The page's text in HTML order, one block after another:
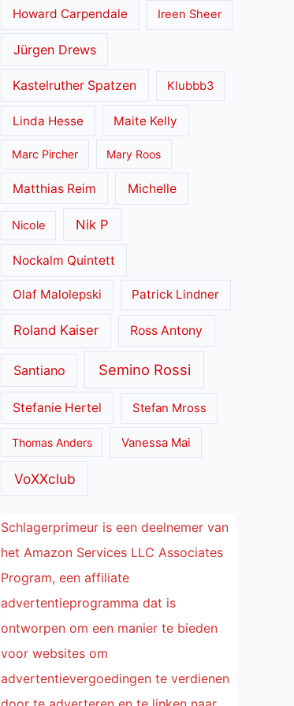
Howard Carpendale Ireen Sheer
Jürgen Drews
Kastelruther Spatzen Klubbb3
Linda Hesse Maite Kelly
Marc Pircher Mary Roos
Matthias Reim Michelle
Nicole Nik P
Nockalm Quintett
Olaf Malolepski Patrick Lindner
Roland Kaiser Ross Antony
Santiano Semino Rossi
Stefanie Hertel Stefan Mross
Thomas Anders Vanessa Mai
VoXXclub
Schlagerprimeur is een deelnemer van
het Amazon Services LLC Associates
Program, een affiliate
advertentieprogramma dat is
ontworpen om een manier te bieden
voor websites om
advertentievergoedingen te verdienen